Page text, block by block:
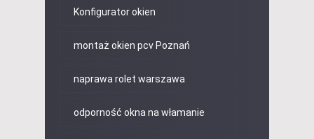
Konfigurator okien
montaż okien pcv Poznań
naprawa rolet warszawa
odporność okna na włamanie